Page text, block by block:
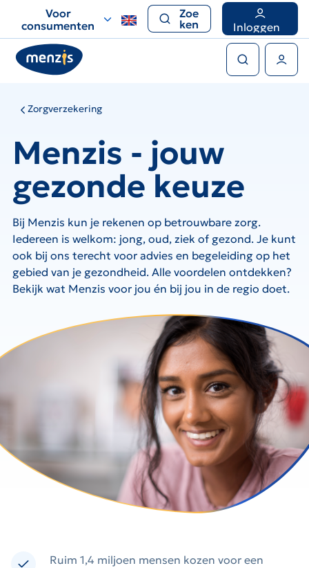
voor
snelle
navigatie
Voor
consumenten
Zoe
ken
Inloggen
Zorgverzekering
Menzis - jouw
gezonde keuze
Bij Menzis kun je rekenen op betrouwbare zorg.
Iedereen is welkom: jong, oud, ziek of gezond. Je kunt
ook bij ons terecht voor advies en begeleiding op het
gebied van je gezondheid. Alle voordelen ontdekken?
Bekijk wat Menzis voor jou én bij jou in de regio doet.
Ruim 1,4 miljoen mensen kozen voor een